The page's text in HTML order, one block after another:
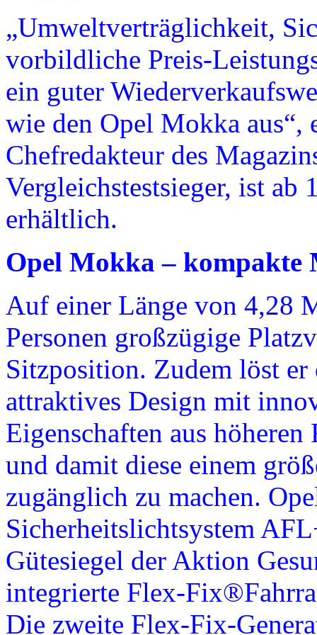
„Umweltverträglichkeit,
vorbildliche Preis-
ein guter
wie den Opel Mokka aus“,
Chefredakteur des
Vergleichstestsieger, ist
erhältlich.
Opel Mokka –
Auf einer Länge von 4,28
Personen großzügige
Sitzposition. Zudem löst er
attraktives Design mit
Eigenschaften aus
und damit diese einem
zugänglich zu machen.
Sicherheitslichtsystem
Gütesiegel der Aktion
integrierte Flex-
Die zweite Flex-Fix-